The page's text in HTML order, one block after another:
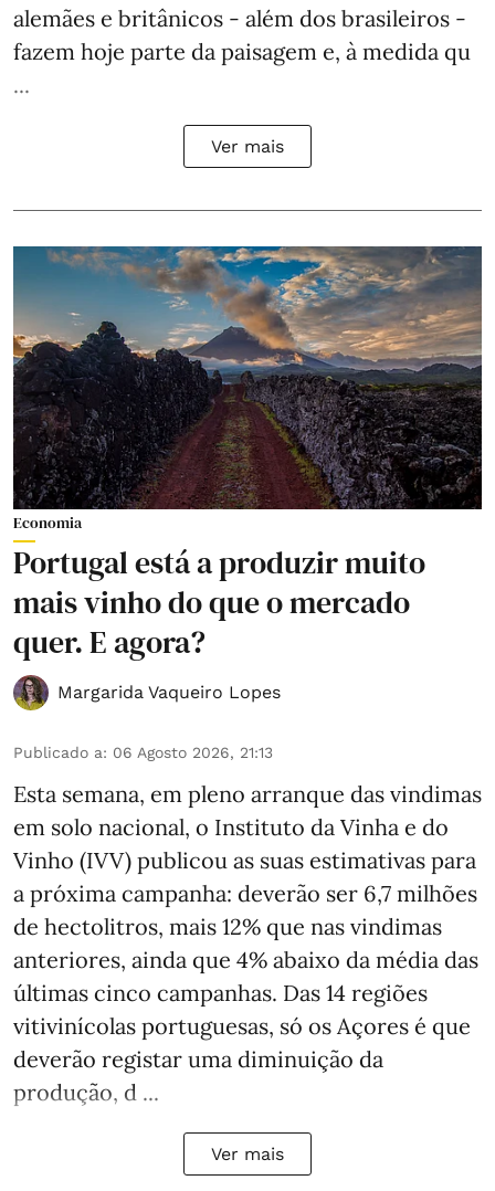
alemães e britânicos - além dos brasileiros -
fazem hoje parte da paisagem e, à medida qu
...
Ver mais
Economia
Portugal está a produzir muito
mais vinho do que o mercado
quer. E agora?
Margarida Vaqueiro Lopes
Publicado a: 06 Agosto 2026, 21:13
Esta semana, em pleno arranque das vindimas
em solo nacional, o Instituto da Vinha e do
Vinho (IVV) publicou as suas estimativas para
a próxima campanha: deverão ser 6,7 milhões
de hectolitros, mais 12% que nas vindimas
anteriores, ainda que 4% abaixo da média das
últimas cinco campanhas. Das 14 regiões
vitivinícolas portuguesas, só os Açores é que
deverão registar uma diminuição da
produção, d ...
Ver mais